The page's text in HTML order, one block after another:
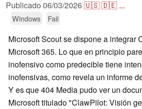
Publicado 06/03/2026🇺🇸🇩🇪 ...
Windows Fail
Microsoft Scout se dispone a integrar
Microsoft 365. Lo que en principio
inofensivo como predecible tiene
inofensivas, como revela un informe
Y es que 404 Media pudo ver un
Microsoft titulado "ClawPilot: Visión